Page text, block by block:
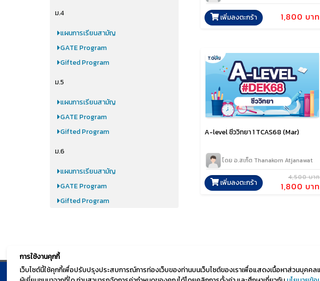
ม.4
แผนการเรียนสามัญ
GATE Program
Gifted Program
ม.5
แผนการเรียนสามัญ
GATE Program
Gifted Program
ม.6
แผนการเรียนสามัญ
GATE Program
Gifted Program
1,800 บาท
เพิ่มลงตะกร้า
A-level ชีววิทยา 1 TCAS68 (Mar)
โดย อ.สเก็ต Thanakorn Atjanawat
4,500 บาท
1,800 บาท
เพิ่มลงตะกร้า
การใช้งานคุกกี้
เว็บไซต์นี้ใช้คุกกี้เพื่อปรับปรุงประสบการณ์การท่องเว็บของท่านบนเว็บไซต์ของเราเพื่อแสดงเนื้อหาส่วนบุคคลแ